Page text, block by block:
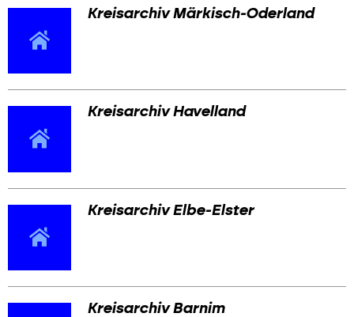
Kreisarchiv Märkisch-Oderland
Kreisarchiv Havelland
Kreisarchiv Elbe-Elster
Kreisarchiv Barnim